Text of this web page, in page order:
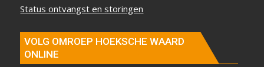
Status ontvangst en storingen
VOLG OMROEP HOEKSCHE WAARD
ONLINE